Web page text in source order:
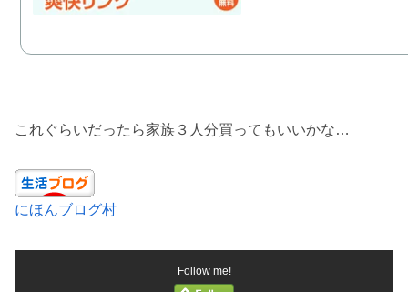
これぐらいだったら家族３人分買ってもいいかな…
にほんブログ村
Follow me!